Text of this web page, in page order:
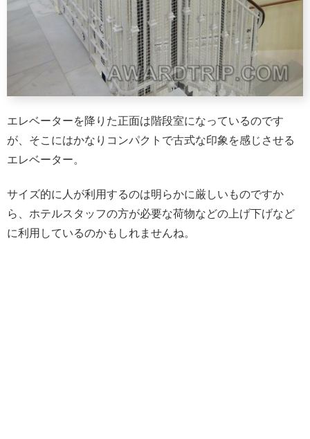
エレベーターを降りた正面は階段室になっているのです
が、そこにはかなりコンパクトで古式な印象を感じさせる
エレベーター。
サイズ的に人が利用するのは明らかに厳しいものですか
ら、ホテルスタッフの方が必要な荷物などの上げ下げなど
に利用しているのかもしれませんね。